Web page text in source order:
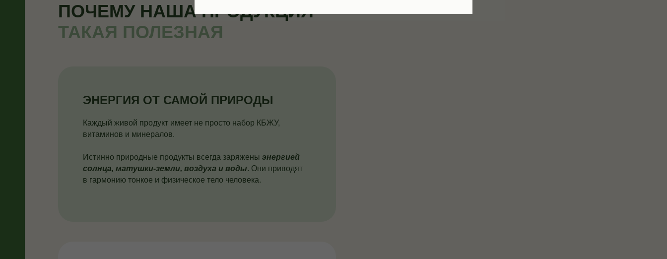
ПОЧЕМУ НАША ПРОДУКЦИЯ
ТАКАЯ ПОЛЕЗНАЯ
Каждый живой продукт имеет не просто набор КБЖУ,
витаминов и минералов.
Истинно природные продукты всегда заряжены энергией
солнца, матушки-земли, воздуха и воды. Они приводят
в гармонию тонкое и физическое тело человека.
ЭНЕРГИЯ ОТ САМОЙ ПРИРОДЫ